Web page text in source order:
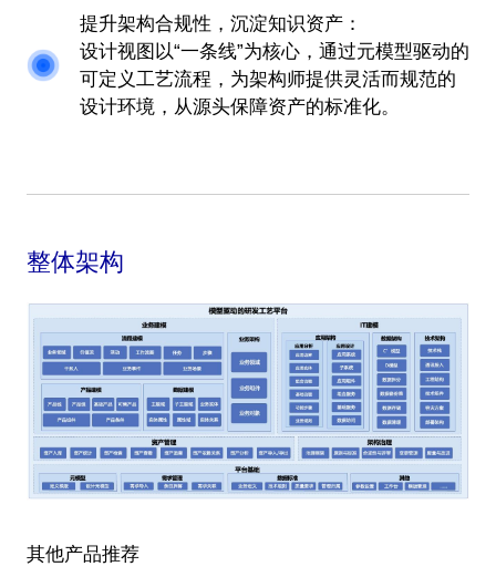
提升架构合规性，沉淀知识资产：
设计视图以“一条线”为核心，通过元模型驱动的
可定义工艺流程，为架构师提供灵活而规范的
设计环境，从源头保障资产的标准化。
整体架构
其他产品推荐